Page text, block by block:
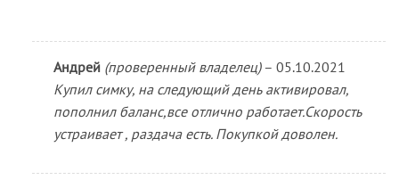
Андрей (проверенный владелец) – 05.10.2021
Купил симку, на следующий день активировал,
пополнил баланс,все отлично работает.Скорость
устраивает , раздача есть. Покупкой доволен.